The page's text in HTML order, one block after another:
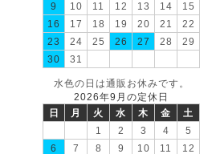
9
10 11 12 13 14
15
16
17 18 19 20 21
22
23
24 25 26 27 28
29
30
31
水色の日は通販お休みです。
2026年9月の定休日
日
月 火 水 木 金
土
1
2 3 4
5
6
7 8 9 10 11
12